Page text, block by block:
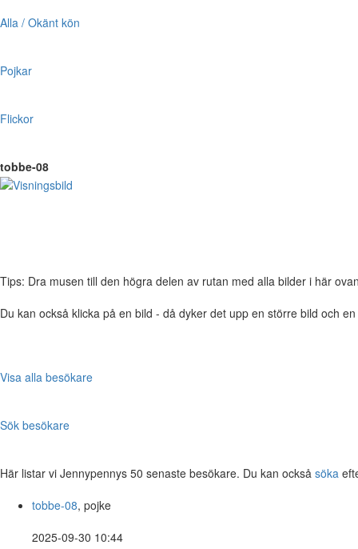
Alla / Okänt kön
Pojkar
Flickor
tobbe-08
Tips: Dra musen till den högra delen av rutan med alla bilder i här
Du kan också klicka på en bild - då dyker det upp en större bild och
Visa alla besökare
Sök besökare
Här listar vi Jennypennys 50 senaste besökare. Du kan också söka
tobbe-08, pojke
2025-09-30 10:44